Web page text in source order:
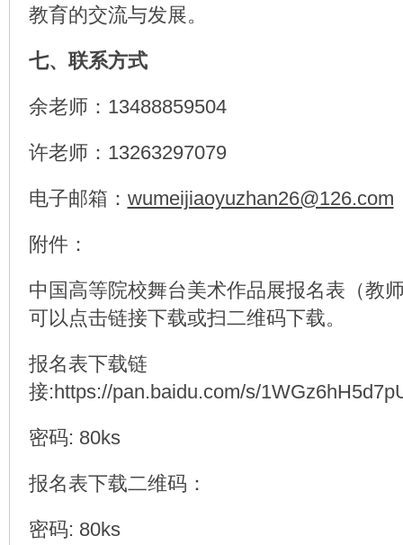
教育的交流与发展。
七、联系方式
余老师：13488859504
许老师：13263297079
电子邮箱： wumeijiaoyuzhan26@126.com
附件：
中国高等院校舞台美术作品展报名表（教
可以点击链接下载或扫二维码下载。
报名表下载链
接:https://pan.baidu.com/s/
密码: 80ks
报名表下载二维码：
密码: 80ks